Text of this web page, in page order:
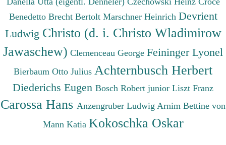
Benedetto Brecht Bertolt Marschner Heinrich Devrient
Ludwig Christo (d. i. Christo Wladimirow
Jawaschew) Clemenceau George Feininger Lyonel
Bierbaum Otto Julius Achternbusch Herbert
Diederichs Eugen Bosch Robert junior Liszt Franz
Carossa Hans Anzengruber Ludwig Arnim Bettine von
Mann Katia Kokoschka Oskar